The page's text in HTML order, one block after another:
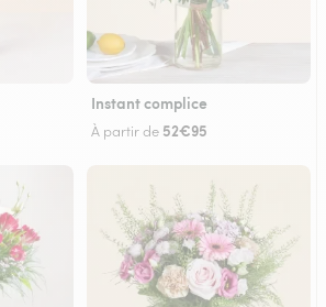
Instant complice
À partir de 52€95